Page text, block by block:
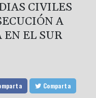
CIVILES
A
EL SUR
Comparta